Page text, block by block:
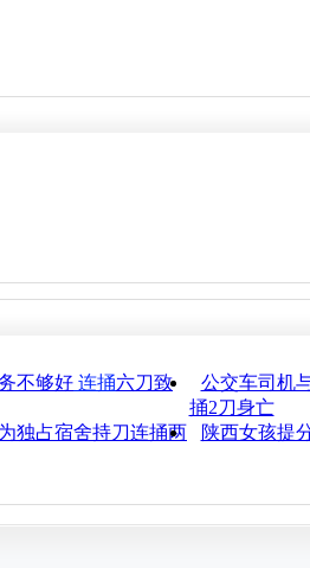
不够好 连捅六刀致
公交车司机
捅2刀身亡
独占宿舍持刀连捅两
陕西女孩提